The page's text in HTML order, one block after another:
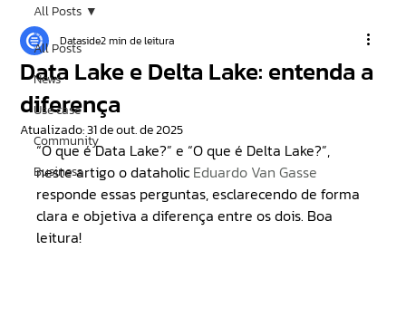
All Posts
News
Use case
Community
Business
All Posts
Data Lake e Delta Lake: entenda a
diferença
Dataside2 min de leitura
Atualizado:31 de out. de 2025
“O que é Data Lake?” e “O que é Delta Lake?”,
neste artigo o dataholic Eduardo Van Gasse
responde essas perguntas, esclarecendo de forma
clara e objetiva a diferença entre os dois. Boa
leitura!